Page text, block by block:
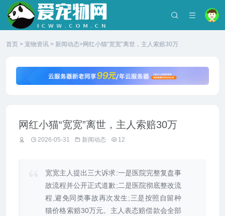
首页 > 宠物资讯 > 新闻动态>网红小猫“宽宽”离世，主人索赔30万
网红小猫“宽宽”离世，主人索赔30万
2026-05-31 新闻动态 12
宽宽主人提出三大诉求:一是医院完整复盘事
故流程并公开正式道歉;二是医院彻底整改流
程,避免同类事故再次发生;三是按照自留种
猫价格索赔30万元。主人表态赔偿款会全部